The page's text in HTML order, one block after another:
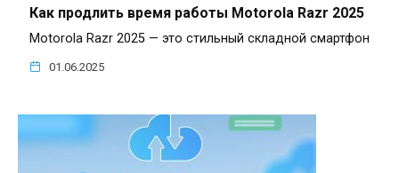
Как продлить время работы Motorola Razr 2025
Motorola Razr 2025 — это стильный складной смартфон
01.06.2025